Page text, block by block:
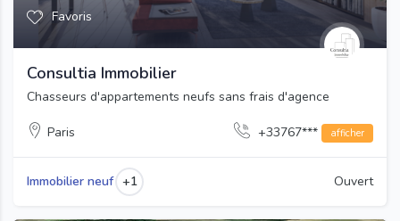
Favoris
Consultia Immobilier
Chasseurs d'appartements neufs sans frais d'agence
Paris +33767*** afficher
Immobilier neuf +1 Ouvert